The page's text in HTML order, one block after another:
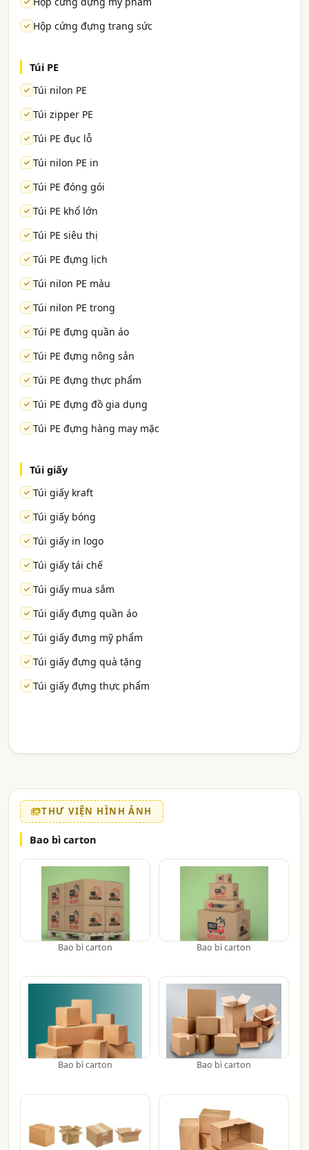
Hộp cứng đựng trang sức
Túi PE
Túi nilon PE
Túi zipper PE
Túi PE đục lỗ
Túi nilon PE in
Túi PE đóng gói
Túi PE khổ lớn
Túi PE siêu thị
Túi PE đựng lịch
Túi nilon PE màu
Túi nilon PE trong
Túi PE đựng quần áo
Túi PE đựng nông sản
Túi PE đựng thực phẩm
Túi PE đựng đồ gia dụng
Túi PE đựng hàng may mặc
Túi giấy
Túi giấy kraft
Túi giấy bóng
Túi giấy in logo
Túi giấy tái chế
Túi giấy mua sắm
Túi giấy đựng quần áo
Túi giấy đựng mỹ phẩm
Túi giấy đựng quà tặng
Túi giấy đựng thực phẩm
THƯ VIỆN HÌNH ẢNH
Bao bì carton
Bao bì carton Bao bì carton
Bao bì carton Bao bì carton